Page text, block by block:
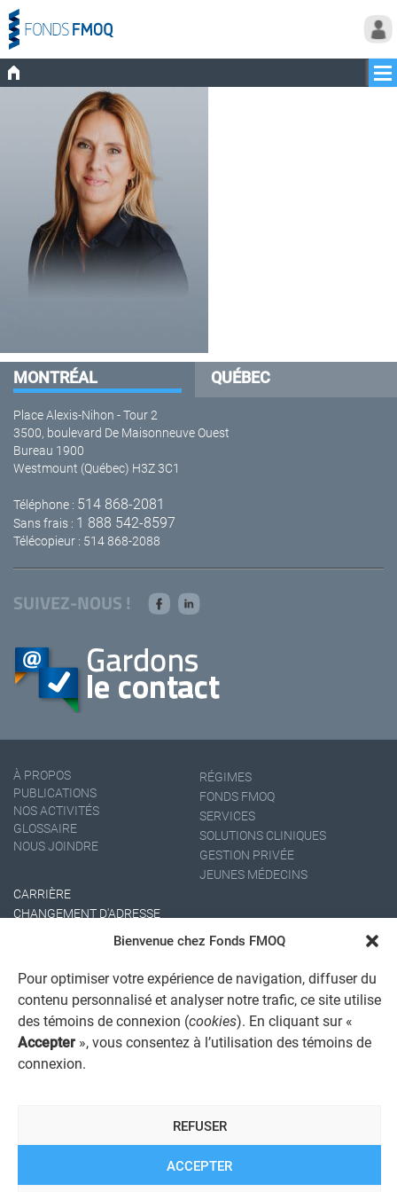
Bienvenue chez Fonds FMOQ
Pour optimiser votre expérience de navigation, diffuser du
contenu personnalisé et analyser notre trafic, ce site utilise
des témoins de connexion (cookies). En cliquant sur «
Accepter », vous consentez à l’utilisation des témoins de
connexion.
ACCEPTER
REFUSER
MONTRÉAL QUÉBEC
Place Alexis-Nihon - Tour 2
3500, boulevard De Maisonneuve Ouest
Bureau 1900
Westmount (Québec) H3Z 3C1
Téléphone : 514 868-2081
Sans frais : 1 888 542-8597
Télécopieur : 514 868-2088
SUIVEZ-NOUS !
À PROPOS
PUBLICATIONS
NOS ACTIVITÉS
GLOSSAIRE
NOUS JOINDRE
RÉGIMES
FONDS FMOQ
SERVICES
SOLUTIONS CLINIQUES
GESTION PRIVÉE
JEUNES MÉDECINS
CARRIÈRE
CHANGEMENT D'ADRESSE
AVIS JURIDIQUE GÉNÉRAL
POLITIQUE DE TRAITEMENT DES PLAINTES
REGISTRE DES CONFLITS D'INTÉRÊTS